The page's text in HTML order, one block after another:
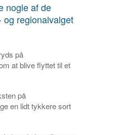
nogle af de
regionalvalget
på
at blive flyttet til et
på
en lidt tykkere sort